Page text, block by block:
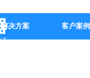
解决方案 客户案例